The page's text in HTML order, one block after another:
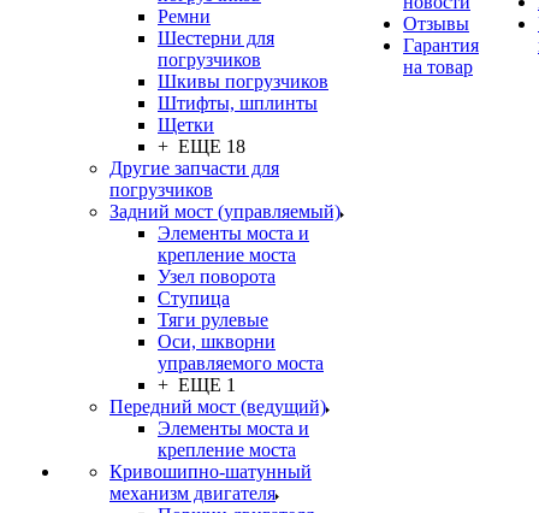
Ремни
Шестерни для
погрузчиков
Шкивы погрузчиков
Штифты, шплинты
Щетки
+ ЕЩЕ 18
Другие запчасти для
погрузчиков
Задний мост (управляемый)
Элементы моста и
крепление моста
Узел поворота
Ступица
Тяги рулевые
Оси, шкворни
управляемого моста
+ ЕЩЕ 1
Передний мост (ведущий)
Элементы моста и
крепление моста
Кривошипно-шатунный
механизм двигателя
Отзывы
Гарантия
на товар